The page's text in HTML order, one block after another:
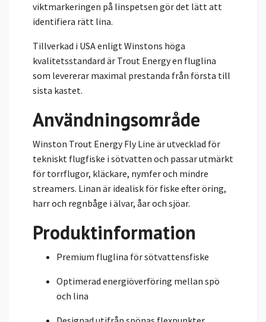
viktmarkeringen på linspetsen gör det lätt att
identifiera rätt lina.
Tillverkad i USA enligt Winstons höga
kvalitetsstandard är Trout Energy en fluglina
som levererar maximal prestanda från första till
sista kastet.
Användningsområde
Winston Trout Energy Fly Line är utvecklad för
tekniskt flugfiske i sötvatten och passar utmärkt
för torrflugor, kläckare, nymfer och mindre
streamers. Linan är idealisk för fiske efter öring,
harr och regnbåge i älvar, åar och sjöar.
Produktinformation
Premium fluglina för sötvattensfiske
Optimerad energiöverföring mellan spö
och lina